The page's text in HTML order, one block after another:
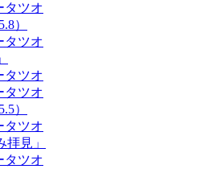
タツオ
）
タツオ
タツオ
タツオ
）
タツオ
見」
タツオ